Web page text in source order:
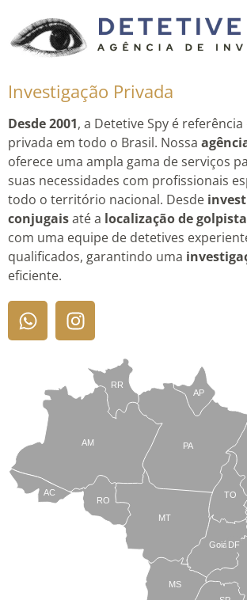
Investigação Privada
Desde 2001, a Detetive Spy é
privada em todo o Brasil. Nossa
oferece uma ampla gama de serviços
suas necessidades com profissionais
todo o território nacional. Desde
conjugaisaté a localização de
com uma equipe de detetives
qualificados, garantindo uma
eficiente.
TO
AP
PA
RR
AM
AC
RO
MT
MS
GoiásDF